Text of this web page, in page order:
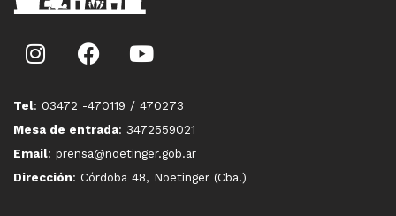
Tel: 03472 -470119 / 470273
Mesa de entrada: 3472559021
Email: prensa@noetinger.gob.ar
Dirección: Córdoba 48, Noetinger (Cba.)